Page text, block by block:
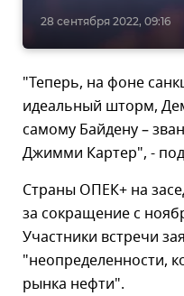
28 сентября 2022, 09:16
"Теперь, на фоне
идеальный шторм,
самому Байдену –
Джимми Картер", -
Страны ОПЕК+ на
за сокращение с
Участники встречи
"неопределенности,
рынка нефти".